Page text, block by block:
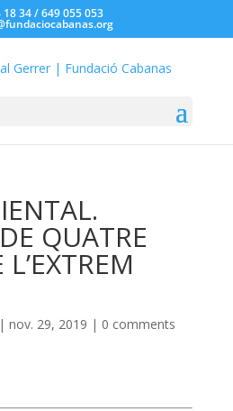
18 34 / 649 055 053
QUATRE
| nov. 29, 2019 | 0 comments